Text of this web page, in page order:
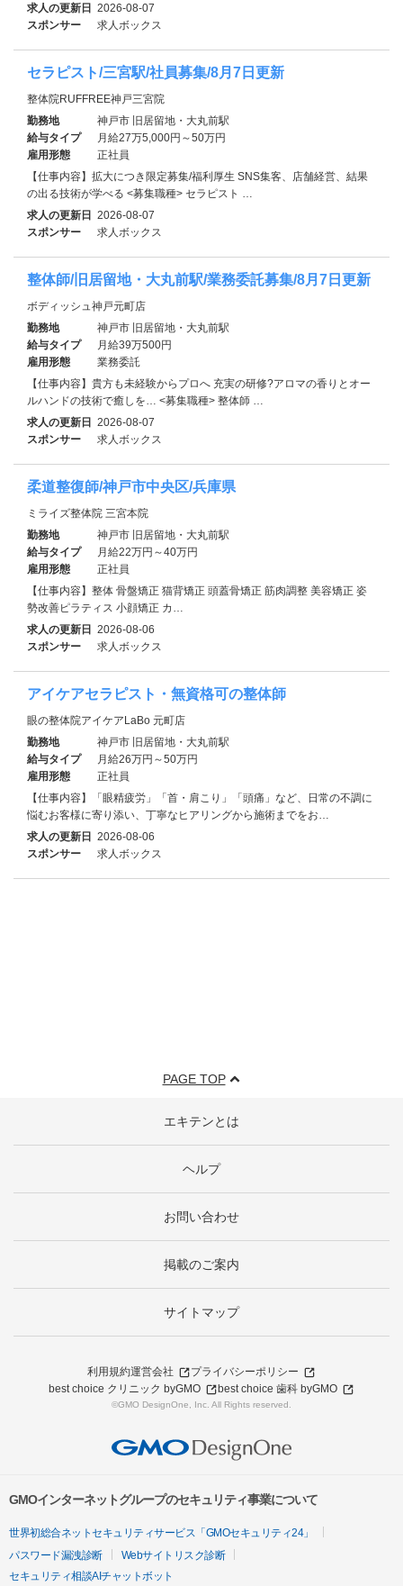
求人の更新日 2026-08-07
スポンサー
求人ボックス
セラピスト/三宮駅/社員募集/8月7日更新
整体院RUFFREE神戸三宮院
勤務地
神戸市 旧居留地・大丸前駅
給与タイプ
月給27万5,000円～50万円
雇用形態
正社員
【仕事内容】拡大につき限定募集/福利厚生 SNS集客、店舗経営、結果
の出る技術が学べる <募集職種> セラピスト …
求人の更新日 2026-08-07
スポンサー
求人ボックス
整体師/旧居留地・大丸前駅/業務委託募集/8月7日更新
ボディッシュ神戸元町店
勤務地
神戸市 旧居留地・大丸前駅
給与タイプ
月給39万500円
雇用形態
業務委託
【仕事内容】貴方も未経験からプロへ 充実の研修?アロマの香りとオー
ルハンドの技術で癒しを… <募集職種> 整体師 …
求人の更新日 2026-08-07
スポンサー
求人ボックス
柔道整復師/神戸市中央区/兵庫県
ミライズ整体院 三宮本院
勤務地
神戸市 旧居留地・大丸前駅
給与タイプ
月給22万円～40万円
雇用形態
正社員
【仕事内容】整体 骨盤矯正 猫背矯正 頭蓋骨矯正 筋肉調整 美容矯正 姿
勢改善ピラティス 小顔矯正 カ…
求人の更新日 2026-08-06
スポンサー
求人ボックス
アイケアセラピスト・無資格可の整体師
眼の整体院アイケアLaBo 元町店
勤務地
神戸市 旧居留地・大丸前駅
給与タイプ
月給26万円～50万円
雇用形態
正社員
【仕事内容】「眼精疲労」「首・肩こり」「頭痛」など、日常の不調に
悩むお客様に寄り添い、丁寧なヒアリングから施術までをお…
求人の更新日 2026-08-06
スポンサー
求人ボックス
PAGE TOP
エキテンとは
ヘルプ
お問い合わせ
掲載のご案内
サイトマップ
利用規約運営会社
プライバシーポリシー
best choice クリニック byGMO
best choice 歯科 byGMO
©GMO DesignOne, Inc. All Rights reserved.
GMOインターネットグループのセキュリティ事業について
世界初総合ネットセキュリティサービス「GMOセキュリティ24」
パスワード漏洩診断
Webサイトリスク診断
セキュリティ相談AIチャットボット